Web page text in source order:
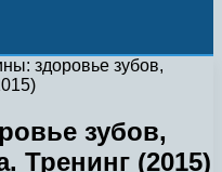
здоровье зубов,
зубов,
Тренинг (2015)